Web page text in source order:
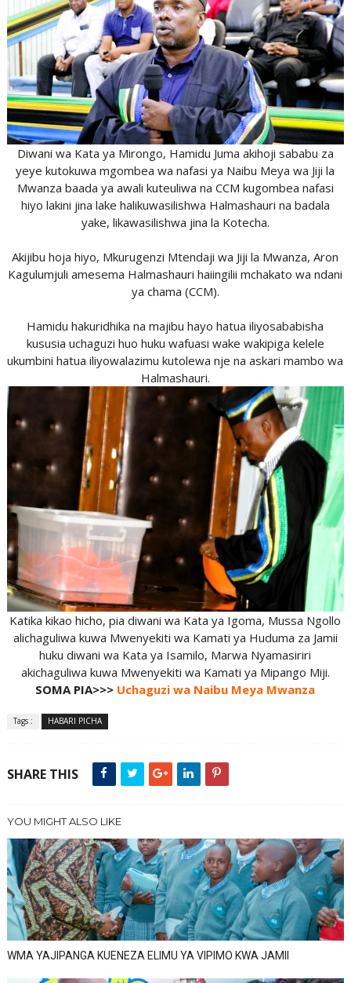
Diwani wa Kata ya Mirongo, Hamidu Juma akihoji sababu za
yeye kutokuwa mgombea wa nafasi ya Naibu Meya wa Jiji la
Mwanza baada ya awali kuteuliwa na CCM kugombea nafasi
hiyo lakini jina lake halikuwasilishwa Halmashauri na badala
yake, likawasilishwa jina la Kotecha.
Akijibu hoja hiyo, Mkurugenzi Mtendaji wa Jiji la Mwanza, Aron
Kagulumjuli amesema Halmashauri haiingilii mchakato wa ndani
ya chama (CCM).
Hamidu hakuridhika na majibu hayo hatua iliyosababisha
kususia uchaguzi huo huku wafuasi wake wakipiga kelele
ukumbini hatua iliyowalazimu kutolewa nje na askari mambo wa
Halmashauri.
Katika kikao hicho, pia diwani wa Kata ya Igoma, Mussa Ngollo
alichaguliwa kuwa Mwenyekiti wa Kamati ya Huduma za Jamii
huku diwani wa Kata ya Isamilo, Marwa Nyamasiriri
akichaguliwa kuwa Mwenyekiti wa Kamati ya Mipango Miji.
SOMA PIA>>> Uchaguzi wa Naibu Meya Mwanza
Tags : HABARI PICHA
SHARE THIS
YOU MIGHT ALSO LIKE
WMA YAJIPANGA KUENEZA ELIMU YA VIPIMO KWA JAMII